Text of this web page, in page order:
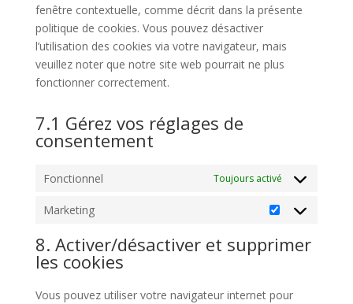
fenêtre contextuelle, comme décrit dans la présente
politique de cookies. Vous pouvez désactiver
l’utilisation des cookies via votre navigateur, mais
veuillez noter que notre site web pourrait ne plus
fonctionner correctement.
7.1 Gérez vos réglages de
consentement
Fonctionnel Toujours activé
Marketing
Marketing
8. Activer/désactiver et supprimer
les cookies
Vous pouvez utiliser votre navigateur internet pour